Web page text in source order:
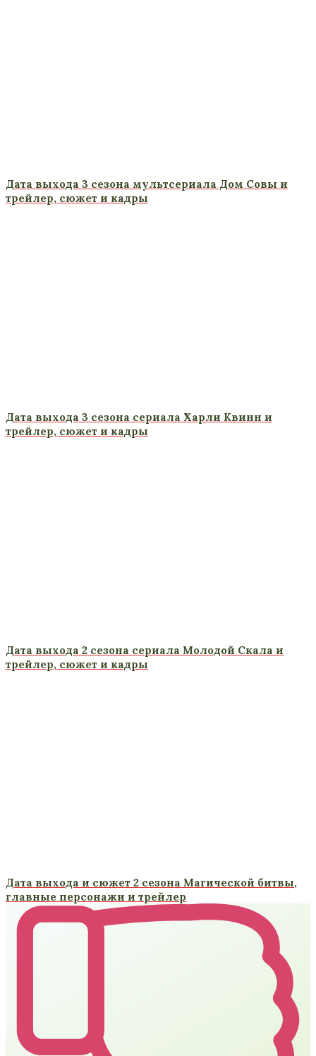
Дата выхода 3 сезона мультсериала Дом Совы и
трейлер, сюжет и кадры
Дата выхода 3 сезона сериала Харли Квинн и
трейлер, сюжет и кадры
Дата выхода 2 сезона сериала Молодой Скала и
трейлер, сюжет и кадры
Дата выхода и сюжет 2 сезона Магической битвы,
главные персонажи и трейлер